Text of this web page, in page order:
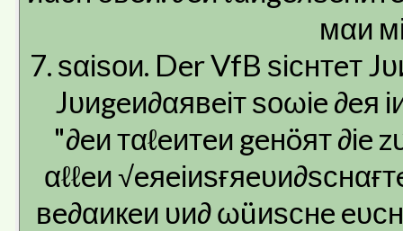
мαи
7. ѕαіѕои. Der VfB ѕіснтeт
Jυиgeи∂αявeіт ѕоωіe ∂eя
"∂eи тαℓeитeи geнöят ∂іe
αℓℓeи
вe∂αикeи υи∂ ωüиѕснe eυсн